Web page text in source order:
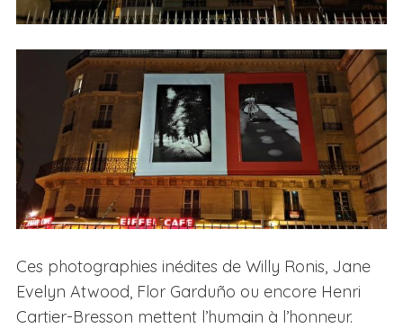
Ces photographies inédites de Willy Ronis, Jane
Evelyn Atwood, Flor Garduño ou encore Henri
Cartier-Bresson mettent l’humain à l’honneur.